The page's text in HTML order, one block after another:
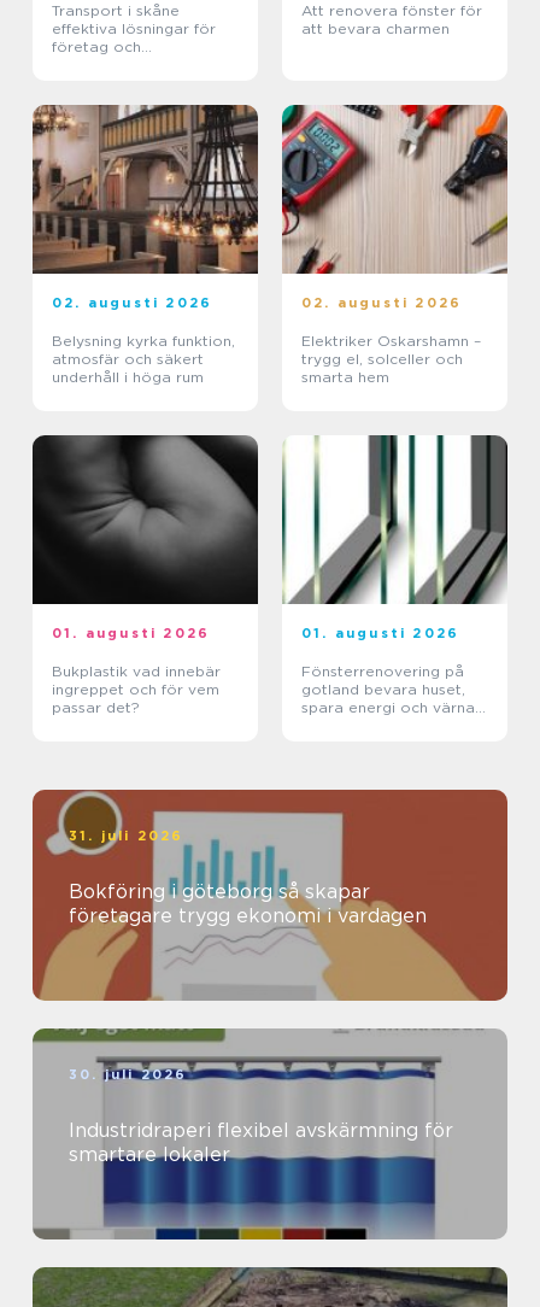
Transport i skåne
effektiva lösningar för
företag och
Att renovera fönster för
att bevara charmen
02. augusti 2026
Belysning kyrka funktion,
atmosfär och säkert
underhåll i höga rum
02. augusti 2026
Elektriker Oskarshamn –
trygg el, solceller och
smarta hem
01. augusti 2026
Bukplastik vad innebär
ingreppet och för vem
passar det?
01. augusti 2026
Fönsterrenovering på
gotland bevara huset,
spara energi och värna
31. juli 2026
Bokföring i göteborg så skapar
företagare trygg ekonomi i vardagen
30. juli 2026
Industridraperi flexibel avskärmning för
smartare lokaler